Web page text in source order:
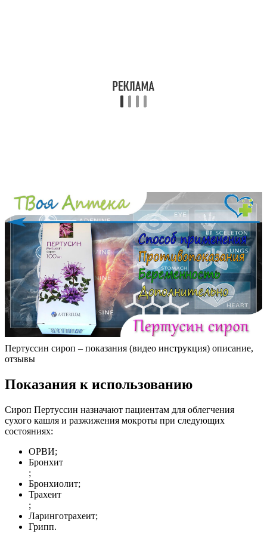
Пертуссин сироп – показания (видео инструкция) описание,
отзывы
Показания к использованию
Сироп Пертуссин назначают пациентам для облегчения
сухого кашля и разжижения мокроты при следующих
состояниях:
ОРВИ;
Бронхит
;
Бронхиолит;
Трахеит
;
Ларинготрахеит;
Грипп.